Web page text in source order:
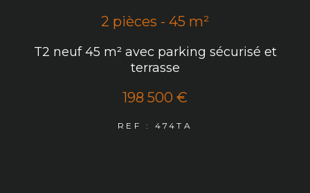
2 pièces - 45 m²
T2 neuf 45 m² avec parking sécurisé et
terrasse
198 500 €
REF : 474TA